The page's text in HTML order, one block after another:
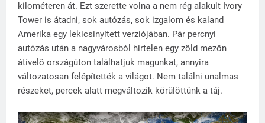
kilométeren át. Ezt szerette volna a nem rég alakult Ivory
Tower is átadni, sok autózás, sok izgalom és kaland
Amerika egy lekicsinyített verziójában. Pár percnyi
autózás után a nagyvárosból hirtelen egy zöld mezőn
átívelő országúton találhatjuk magunkat, annyira
változatosan felépítették a világot. Nem találni unalmas
részeket, percek alatt megváltozik körülöttünk a táj.